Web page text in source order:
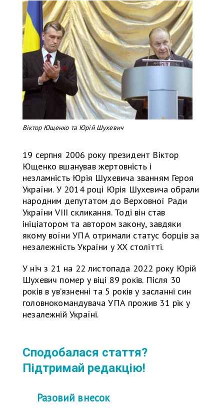
Віктор Ющенко та Юрій Шухевич
19 серпня 2006 року президент Віктор
Ющенко вшанував жертовність і
незламність Юрія Шухевича званням Героя
України. У 2014 році Юрія Шухевича обрали
народним депутатом до Верховної Ради
України VIII скликання. Тоді він став
ініціатором та автором закону, завдяки
якому воїни УПА отримали статус борців за
незалежність України у XX столітті.
У ніч з 21 на 22 листопада 2022 року Юрій
Шухевич помер у віці 89 років. Після 30
років в увʼязненні та 5 років у засланні син
головнокомандувача УПА прожив 31 рік у
незалежній Україні.
Сподобалася стаття?
Підтримай редакцію!
Разовий внесок